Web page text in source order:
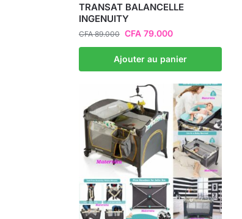
TRANSAT BALANCELLE
INGENUITY
CFA89.000 CFA79.000
Ajouter au panier